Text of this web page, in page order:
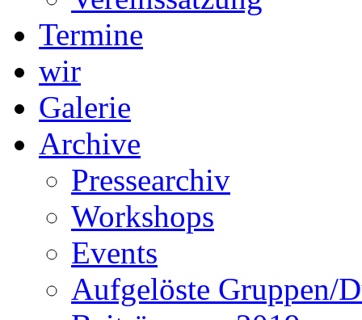
Termine
wir
Galerie
Archive
Pressearchiv
Workshops
Events
Aufgelöste Gruppen/